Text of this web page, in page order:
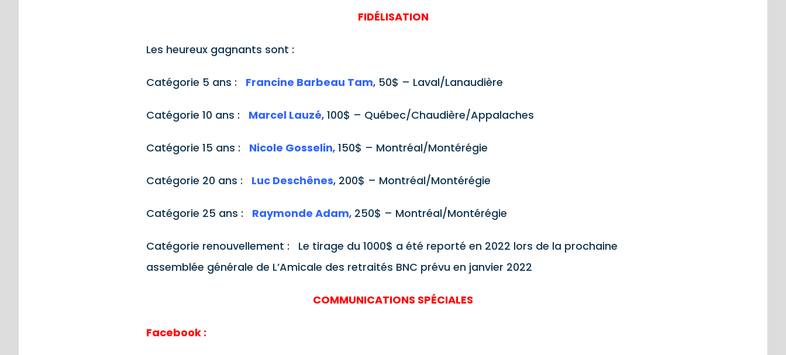
FIDÉLISATION
Les heureux gagnants sont :
Catégorie 5 ans : Francine Barbeau Tam, 50$ – Laval/Lanaudière
Catégorie 10 ans : Marcel Lauzé, 100$ – Québec/Chaudière/Appalaches
Catégorie 15 ans : Nicole Gosselin, 150$ – Montréal/Montérégie
Catégorie 20 ans : Luc Deschênes, 200$ – Montréal/Montérégie
Catégorie 25 ans : Raymonde Adam, 250$ – Montréal/Montérégie
Catégorie renouvellement : Le tirage du 1000$ a été reporté en 2022 lors de la prochaine
assemblée générale de L’Amicale des retraités BNC prévu en janvier 2022
COMMUNICATIONS SPÉCIALES
Facebook :